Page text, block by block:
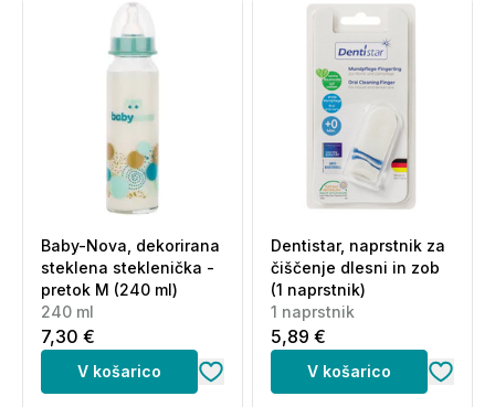
Baby-Nova, dekorirana
steklena steklenička -
pretok M (240 ml)
240 ml
7,30 €
V košarico
Dentistar, naprstnik za
čiščenje dlesni in zob
(1 naprstnik)
1 naprstnik
5,89 €
V košarico